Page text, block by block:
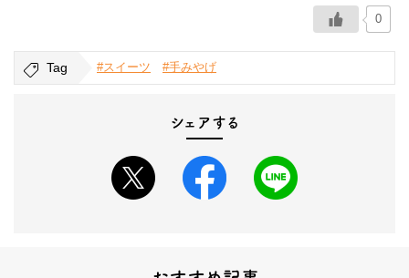
0
Tag #スイーツ #手みやげ
シェアする